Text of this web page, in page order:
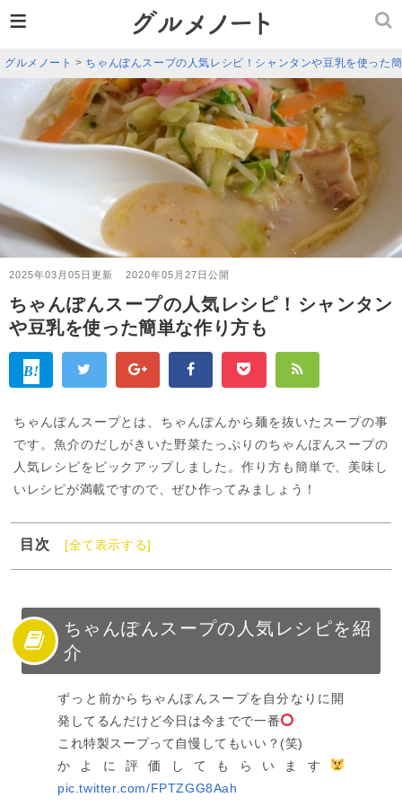
グルメノート > ちゃんぽんスープの人気レシピ！シャンタンや豆乳を使った
2025年03月05日更新 2020年05月27日公開
ちゃんぽんスープの人気レシピ！シャンタン
や豆乳を使った簡単な作り方も
ちゃんぽんスープとは、ちゃんぽんから麺を抜いたスープの事
です。魚介のだしがきいた野菜たっぷりのちゃんぽんスープの
人気レシピをピックアップしました。作り方も簡単で、美味し
いレシピが満載ですので、ぜひ作ってみましょう！
目次
[全て表示する]
1
ちゃんぽんスープの人気レシピを紹介
3
ちゃんぽんスープの人気レシピ
4
ちゃんぽんスープの人気レシピまとめ
ちゃんぽんスープの人気レシピを紹
介
ずっと前からちゃんぽんスープを自分なりに開
発してるんだけど今日は今までで一番
これ特製スープって自慢してもいい？(笑)
かよに評価してもらいます
pic.twitter.com/FPTZGG8Aah
≡